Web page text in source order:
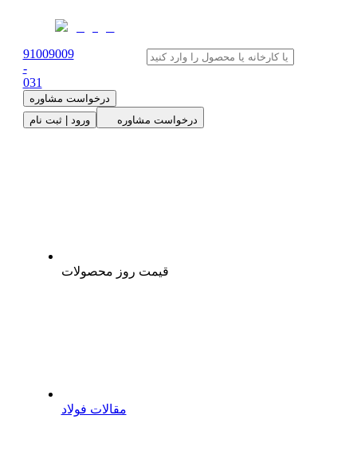
91009009
-
031
درخواست مشاوره
ورود | ثبت نام
درخواست مشاوره
قیمت روز محصولات
مقالات فولاد